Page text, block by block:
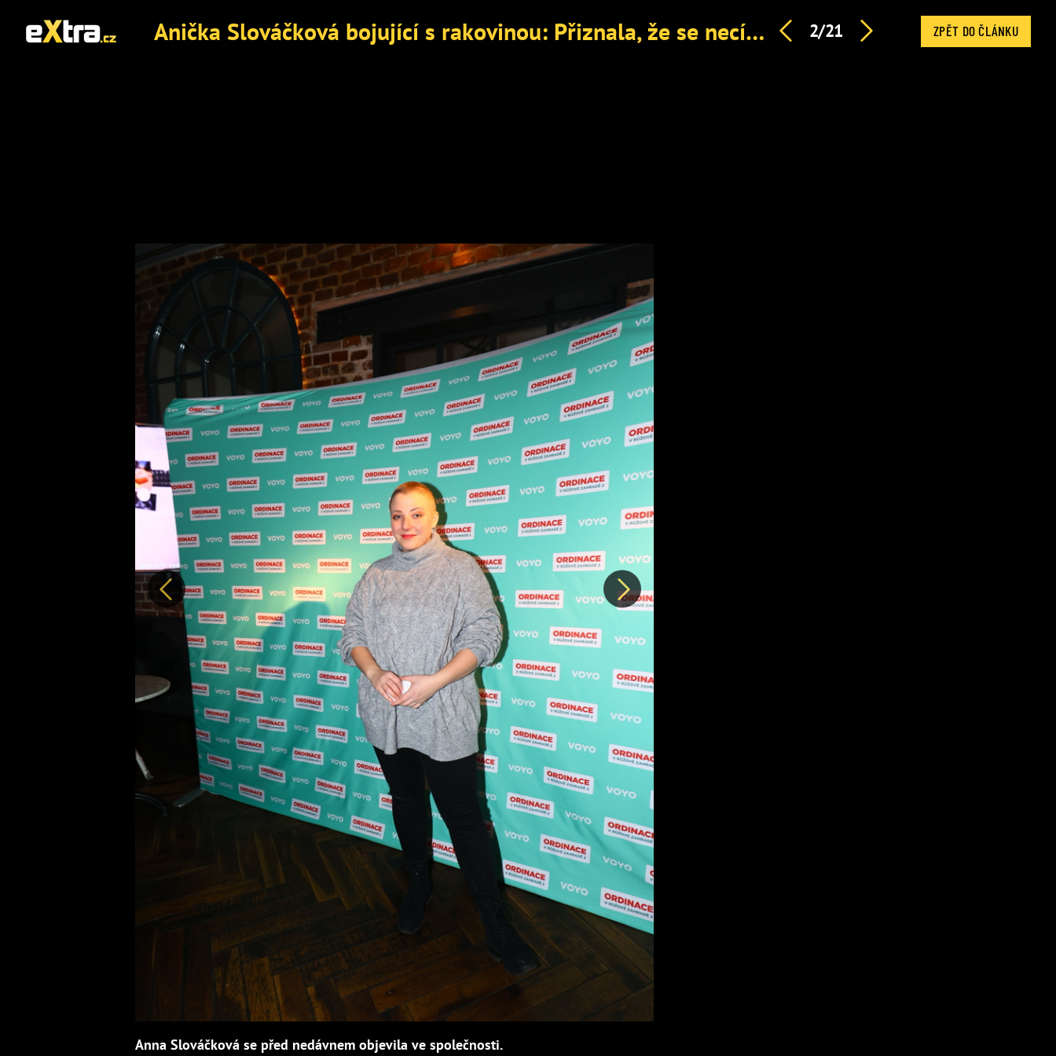
Anička Slováčková bojující s rakovinou: Přiznala, že se necítí dobře. Doufá v zázrak 2/21 ZPĚT DO ČLÁNKU
Předchozí Další
Anna Slováčková se před nedávnem objevila ve společnosti.